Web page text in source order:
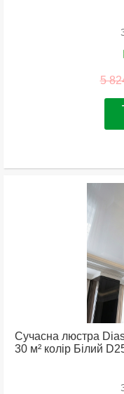
5
Сучасна люстра
30 м² колір Білий